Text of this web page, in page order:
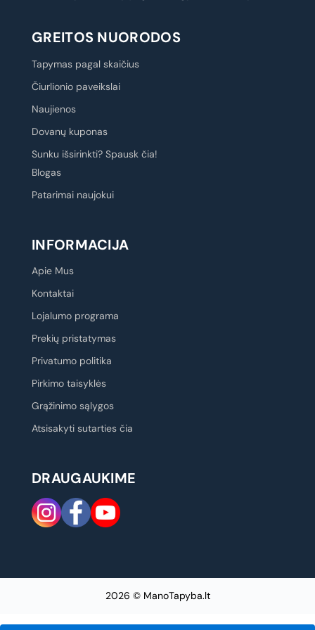
GREITOS NUORODOS
Tapymas pagal skaičius
Čiurlionio paveikslai
Naujienos
Dovanų kuponas
Sunku išsirinkti? Spausk čia!
Blogas
Patarimai naujokui
INFORMACIJA
Apie Mus
Kontaktai
Lojalumo programa
Prekių pristatymas
Privatumo politika
Pirkimo taisyklės
Grąžinimo sąlygos
Atsisakyti sutarties čia
DRAUGAUKIME
2026 © ManoTapyba.lt